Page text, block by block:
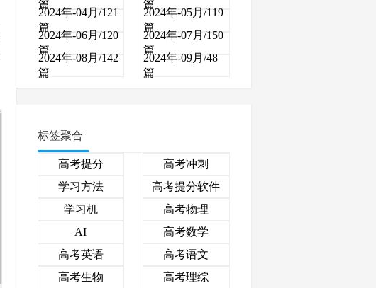
篇
篇
2024年-04月/121
篇
2024年-05月/119
篇
2024年-06月/120
篇
2024年-07月/150
篇
2024年-08月/142
篇
2024年-09月/48
篇
标签聚合
高考提分
高考冲刺
学习方法
高考提分软件
学习机
高考物理
AI
高考数学
高考英语
高考语文
高考生物
高考理综